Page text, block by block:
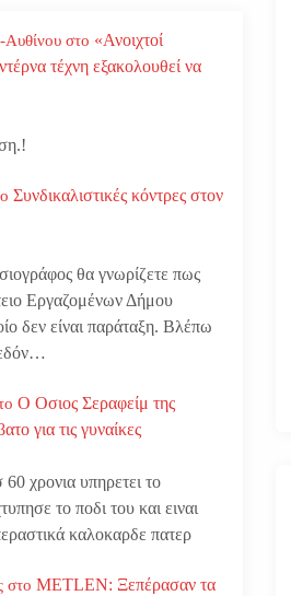
Αυθίνου στο «Ανοιχτοί
τέχνη εξακολουθεί να
Συνδικαλιστικές κόντρες στον
θα γνωρίζετε πως
Εργαζομένων Δήμου
δεν είναι παράταξη. Βλέπω
Ο Οσιος Σεραφείμ της
για τις γυναίκες
χρονια υπηρετει το
το ποδι του και ειναι
καλοκαρδε πατερ
στο METLEN: Ξεπέρασαν τα